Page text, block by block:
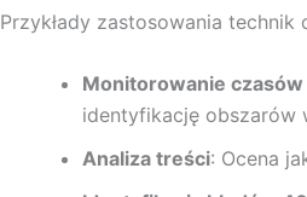
Przykłady zastosowania
Monitorowanie czasów
identyfikację obszarów
Analiza treści: Ocena